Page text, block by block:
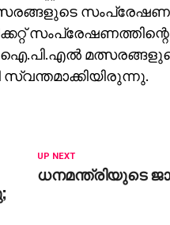
ഐ.പി.എല്‍
UP NEXT
ധനമന്ത്രിയുടെ